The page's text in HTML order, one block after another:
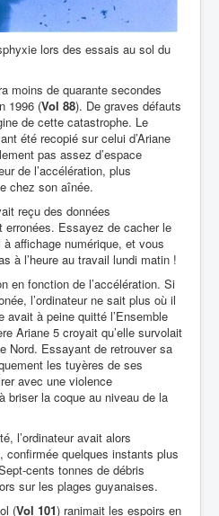
lors des essais au sol du
moins de quarante secondes
1996 (Vol 88). De graves défauts
de cette catastrophe. Le
été recopié sur celui d’Ariane
pas assez d’espace
de l’accélération, plus
chez son aînée.
reçu des données
erronées. Essayez de cacher le
affichage numérique, et vous
à l’heure au travail lundi matin !
en fonction de l’accélération. Si
l’ordinateur ne sait plus où il
avait à peine quitté l’Ensemble
Ariane 5 croyait qu’elle survolait
Nord. Essayant de retrouver sa
les tuyères de ses
avec une violence
briser la coque au niveau de la
l’ordinateur avait alors
confirmée quelques instants plus
cents tonnes de débris
sur les plages guyanaises.
(Vol 101) ranimait les espoirs en